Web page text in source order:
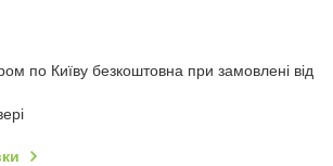
по Київу безкоштовна при замовлені від